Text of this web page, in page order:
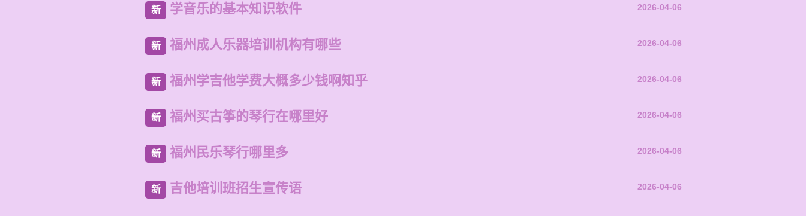
新 学音乐的基本知识软件 2026-04-06
新 福州成人乐器培训机构有哪些 2026-04-06
新 福州学吉他学费大概多少钱啊知乎 2026-04-06
新 福州买古筝的琴行在哪里好 2026-04-06
新 福州民乐琴行哪里多 2026-04-06
新 吉他培训班招生宣传语 2026-04-06